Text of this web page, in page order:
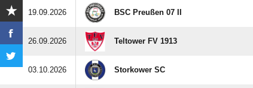
19.09.2026 BSC Preußen 07 II
26.09.2026 Teltower FV 1913
03.10.2026 Storkower SC